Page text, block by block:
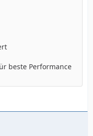
beste Performance